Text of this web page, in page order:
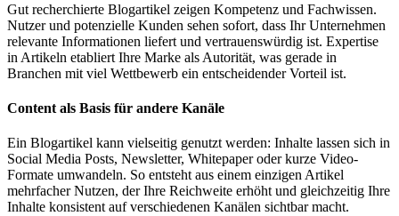
Gut recherchierte Blogartikel zeigen Kompetenz und Fachwissen.
Nutzer und potenzielle Kunden sehen sofort, dass Ihr Unternehmen
relevante Informationen liefert und vertrauenswürdig ist. Expertise
in Artikeln etabliert Ihre Marke als Autorität, was gerade in
Branchen mit viel Wettbewerb ein entscheidender Vorteil ist.
Content als Basis für andere Kanäle
Ein Blogartikel kann vielseitig genutzt werden: Inhalte lassen sich in
Social Media Posts, Newsletter, Whitepaper oder kurze Video-
Formate umwandeln. So entsteht aus einem einzigen Artikel
mehrfacher Nutzen, der Ihre Reichweite erhöht und gleichzeitig Ihre
Inhalte konsistent auf verschiedenen Kanälen sichtbar macht.